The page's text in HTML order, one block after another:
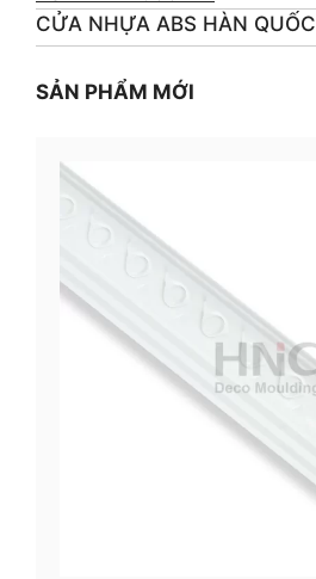
CỬA NHỰA ABS HÀN QUỐC
SẢN PHẨM MỚI